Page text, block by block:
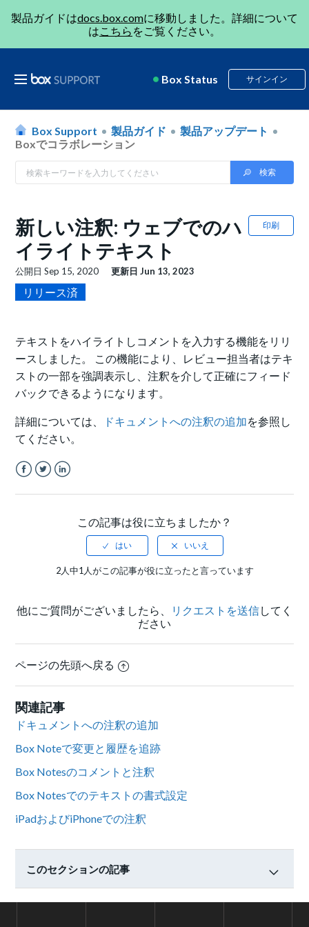
製品ガイドはdocs.box.comに移動しました。詳細について
はこちら をご覧ください。
Box Status サインイン
Box Support 製品ガイド
製品アップデート
Boxでコラボレーション
印刷
新しい注釈: ウェブでのハ
イライトテキスト
公開日Sep 15, 2020 更新日Jun 13, 2023
リリース済
テキストをハイライトしコメントを入力する機能をリリ
ースしました。 この機能により、レビュー担当者はテキ
ストの一部を強調表示し、注釈を介して正確にフィード
バックできるようになります。
詳細については、 ドキュメントへの注釈の追加を参照し
てください。
この記事は役に立ちましたか？
2人中1人がこの記事が役に立ったと言っています
他にご質問がございましたら、 リクエストを送信してく
ださい
ページの先頭へ戻る
関連記事
ドキュメントへの注釈の追加
Box Noteで変更と履歴を追跡
Box Notesのコメントと注釈
Box Notesでのテキストの書式設定
iPadおよびiPhoneでの注釈
このセクションの記事